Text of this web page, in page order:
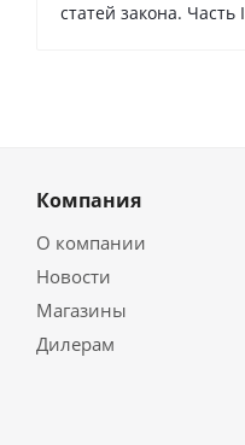
статей закона. Часть I
Компания
О компании
Новости
Магазины
Дилерам